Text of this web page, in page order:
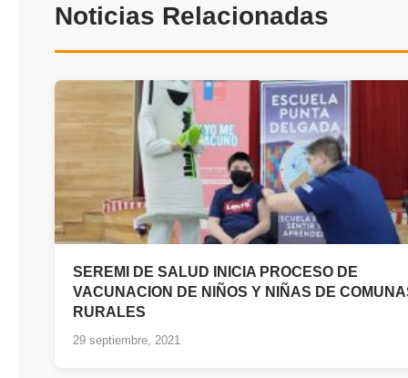
Noticias Relacionadas
SEREMI DE SALUD INICIA PROCESO DE
VACUNACION DE NIÑOS Y NIÑAS DE
RURALES
29 septiembre, 2021